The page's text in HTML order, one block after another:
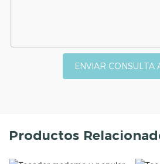
ENVIAR CONSULTA
Productos